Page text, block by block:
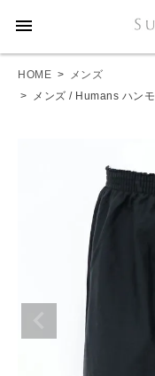
menu
HOME
メンズ
メンズ / Humans ハン